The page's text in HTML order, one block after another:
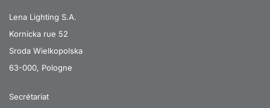
Lena Lighting S.A.
Kornicka rue 52
Sroda Wielkopolska
63-000, Pologne
Secrétariat